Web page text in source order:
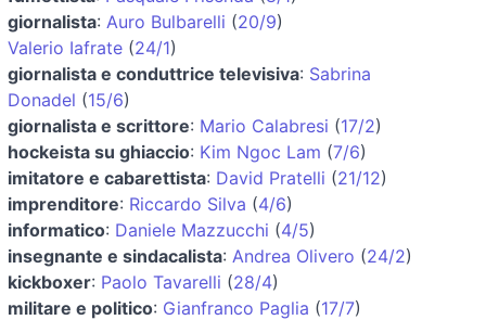
giornalista: Auro Bulbarelli (20/9)
Valerio Iafrate (24/1)
giornalista e conduttrice televisiva: Sabrina
Donadel (15/6)
giornalista e scrittore: Mario Calabresi (17/2)
hockeista su ghiaccio: Kim Ngoc Lam (7/6)
imitatore e cabarettista: David Pratelli (21/12)
imprenditore: Riccardo Silva (4/6)
informatico: Daniele Mazzucchi (4/5)
insegnante e sindacalista: Andrea Olivero (24/2)
kickboxer: Paolo Tavarelli (28/4)
militare e politico: Gianfranco Paglia (17/7)